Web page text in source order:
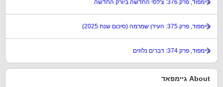
גיימפוד, פרק 376: צ'לסי החדשה ביורק החדשה
גיימפוד, פרק 375: העידן שמרמה (סיכום שנת 2025)
גיימפוד, פרק 374: דברים נלוזים
About גיימפאד